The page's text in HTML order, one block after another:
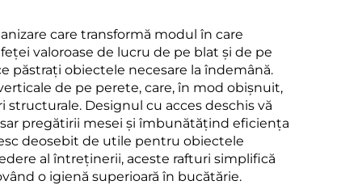
care transformă modul în care
valoroase de lucru de pe blat și de pe
obiectele necesare la îndemână.
de pe perete, care, în mod obișnuit,
Designul cu acces deschis vă
pregătirii mesei și îmbunătățind eficiența
deosebit de utile pentru obiectele
al întreținerii, aceste rafturi simplifică
o igienă superioară în bucătărie.